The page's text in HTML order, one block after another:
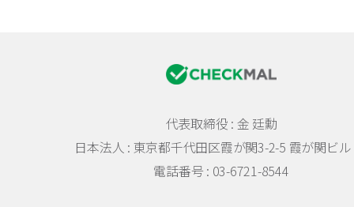
代表取締役 : 金 廷勳
日本法人 : 東京都千代田区霞が関3-2-5 霞が関ビル
電話番号 : 03-6721-8544